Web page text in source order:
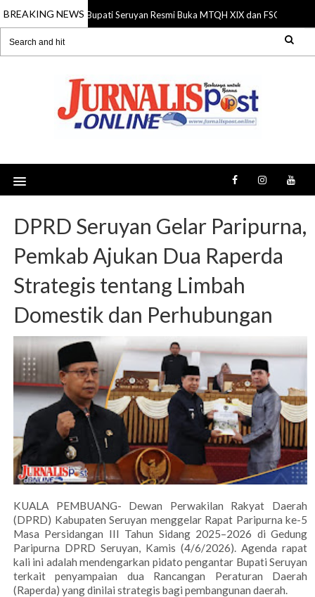
BREAKING NEWS
06 Aug 2026 Bupati Seruyan Resmi Buka MTQH XIX dan FSQ 2026,
DPRD Seruyan Gelar Paripurna,
Pemkab Ajukan Dua Raperda
Strategis tentang Limbah
Domestik dan Perhubungan
KUALA PEMBUANG- Dewan Perwakilan Rakyat Daerah
(DPRD) Kabupaten Seruyan menggelar Rapat Paripurna ke-5
Masa Persidangan III Tahun Sidang 2025–2026 di Gedung
Paripurna DPRD Seruyan, Kamis (4/6/2026). Agenda rapat
kali ini adalah mendengarkan pidato pengantar Bupati Seruyan
terkait penyampaian dua Rancangan Peraturan Daerah
(Raperda) yang dinilai strategis bagi pembangunan daerah.